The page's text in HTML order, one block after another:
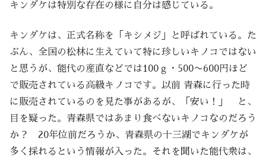
キンダケは特別な存在の様に自分は感じている。
キンダケは、正式名称を「キシメジ」と呼ばれている。た
ぶん、全国の松林に生えていて特に珍しいキノコではない
と思うが、能代の産直などでは100ｇ・500〜600円ほど
で販売されている高級キノコです。以前 青森に行った時
に販売されているのを見た事があるが、「安い！」 と、
目を疑った。青森県ではあまり食べないキノコなのだろう
か？ 20年位前だろうか、青森県の十三湖でキンダケが
多く採れるという情報が入った。それを聞いた能代衆は、